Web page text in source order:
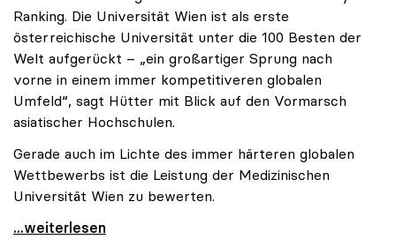
Ranking. Die Universität Wien ist als erste
österreichische Universität unter die 100 Besten der
Welt aufgerückt – „ein großartiger Sprung nach
vorne in einem immer kompetitiveren globalen
Umfeld“, sagt Hütter mit Blick auf den Vormarsch
asiatischer Hochschulen.
Gerade auch im Lichte des immer härteren globalen
Wettbewerbs ist die Leistung der Medizinischen
Universität Wien zu bewerten.
„Top-Rankingplätze heimischer Universitäten geben
...weiterlesen